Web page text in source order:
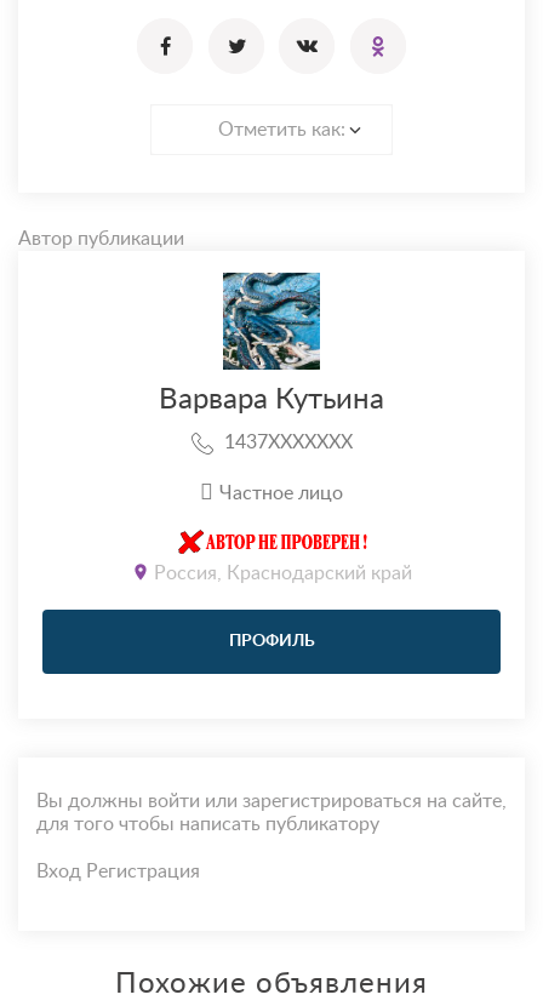
Отметить как:
Автор публикации
Варвара Кутьина
1437XXXXXXX
Частное лицо
Россия, Краснодарский край
ПРОФИЛЬ
Вы должны войти или зарегистрироваться на сайте,
для того чтобы написать публикатору
Вход Регистрация
Похожие объявления